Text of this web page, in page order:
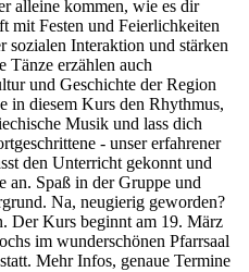
alleine kommen, wie es dir
mit Festen und Feierlichkeiten
sozialen Interaktion und stärken
Tänze erzählen auch
und Geschichte der Region
in diesem Kurs den Rhythmus,
Musik und lass dich
- unser erfahrener
den Unterricht gekonnt und
an. Spaß in der Gruppe und
Na, neugierig geworden?
Der Kurs beginnt am 19. März
im wunderschönen Pfarrsaal
Mehr Infos, genaue Termine